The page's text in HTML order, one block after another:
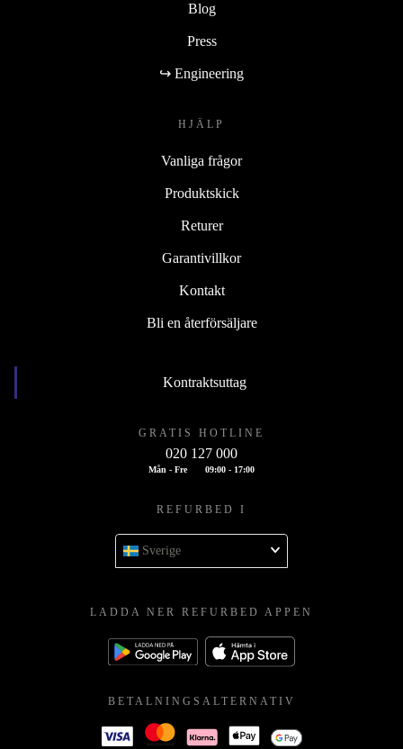
Blog
Press
↪ Engineering
HJÄLP
Vanliga frågor
Produktskick
Returer
Garantivillkor
Kontakt
Bli en återförsäljare
Kontraktsuttag
GRATIS HOTLINE
020 127 000
Mån - Fre 09:00 - 17:00
REFURBED I
Sverige
LADDA NER REFURBED APPEN
BETALNINGSALTERNATIV